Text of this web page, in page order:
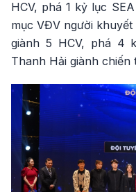
HCV, phá 1 kỷ lục
mục VĐV người
giành 5 HCV, phá 4
Thanh Hải giành chiến